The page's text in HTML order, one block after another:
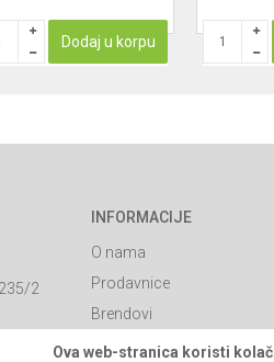
Dodaj u korpu
2
INFORMACIJE
O nama
Prodavnice
Brendovi
Katalozi
Ova web-stranica koristi